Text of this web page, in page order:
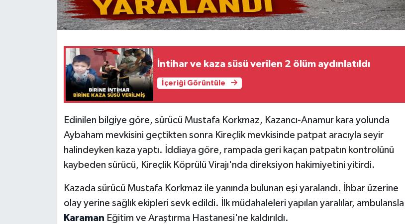
İntihar ve kaza süsü verilen 2 ölüm aydınlatıldı
İçeriği Görüntüle
Edinilen bilgiye göre, sürücü Mustafa Korkmaz, Kazancı-Anamur kara yolunda
Aybaham mevkisini geçtikten sonra Kireçlik mevkisinde patpat aracıyla seyir
halindeyken kaza yaptı. İddiaya göre, rampada geri kaçan patpatın kontrolünü
kaybeden sürücü, Kireçlik Köprülü Virajı'nda direksiyon hakimiyetini yitirdi.
Kazada sürücü Mustafa Korkmaz ile yanında bulunan eşi yaralandı. İhbar üzerine
olay yerine sağlık ekipleri sevk edildi. İlk müdahaleleri yapılan yaralılar, ambulansla
Karaman Eğitim ve Araştırma Hastanesi'ne kaldırıldı.